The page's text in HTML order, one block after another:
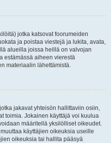
jotka katsovat foorumeiden
ja poistaa viestejä ja lukita, avata,
alueilla joissa heillä on valvojan
estämässä aiheen vierestä
materiaalin lähettämistä.
jakavat yhteisön hallittaviin osiin,
toimia. Jokainen käyttäjä voi kuulua
määritellä yksilölliset oikeudet.
käyttäjien oikeuksia useille
oikeuksia tai hallita pääsyä